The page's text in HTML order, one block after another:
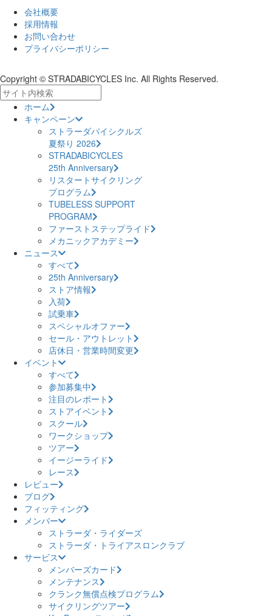
会社概要
採用情報
お問い合わせ
プライバシーポリシー
Copyright © STRADABICYCLES Inc. All Rights Reserved.
ホーム
キャンペーン
ストラーダバイシクルズ
夏祭り 2026
STRADABICYCLES
25th Anniversary
リスタートサイクリング
プログラム
TUBELESS SUPPORT
PROGRAM
ファーストステップライド
メカニックアカデミー
ニュース
すべて
25th Anniversary
ストア情報
入荷
試乗車
スペシャルオファー
セール・アウトレット
店休日・営業時間変更
イベント
すべて
参加募集中
注目のレポート
ストアイベント
スクール
ワークショップ
ツアー
イージーライド
レース
レビュー
ブログ
フィッティング
メンバー
ストラーダ・ライダーズ
ストラーダ・トライアスロンクラブ
サービス
メンバーズカード
メンテナンス
クランク無償点検プログラム
サイクリングツアー